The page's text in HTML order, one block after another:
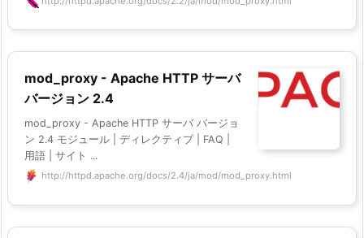
mod_proxy - Apache HTTP サーバ
バージョン 2.4
mod_proxy - Apache HTTP サーバ バージョ
ン 2.4 モジュール | ディレクティブ | FAQ |
用語 | サイト ...
http://httpd.apache.org/docs/2.4/ja/mod/mod_proxy.html